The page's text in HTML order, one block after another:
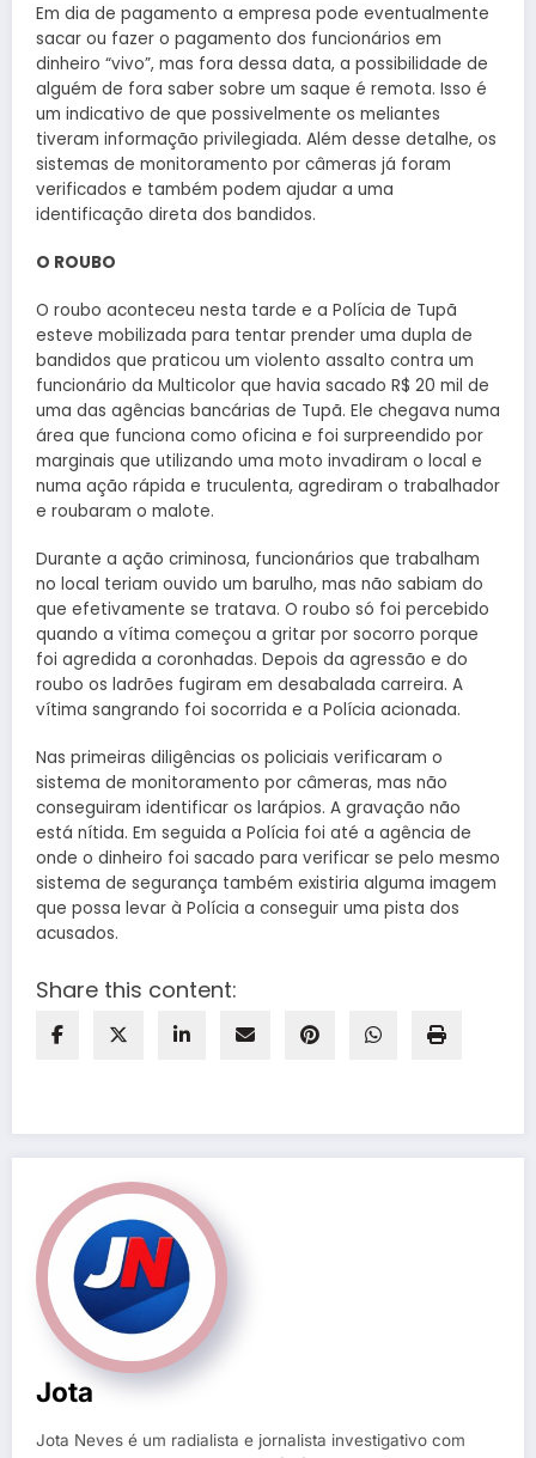
Em dia de pagamento a empresa pode eventualmente
sacar ou fazer o pagamento dos funcionários em
dinheiro “vivo”, mas fora dessa data, a possibilidade de
alguém de fora saber sobre um saque é remota. Isso é
um indicativo de que possivelmente os meliantes
tiveram informação privilegiada. Além desse detalhe, os
sistemas de monitoramento por câmeras já foram
verificados e também podem ajudar a uma
identificação direta dos bandidos.
O ROUBO
O roubo aconteceu nesta tarde e a Polícia de Tupã
esteve mobilizada para tentar prender uma dupla de
bandidos que praticou um violento assalto contra um
funcionário da Multicolor que havia sacado R$ 20 mil de
uma das agências bancárias de Tupã. Ele chegava numa
área que funciona como oficina e foi surpreendido por
marginais que utilizando uma moto invadiram o local e
numa ação rápida e truculenta, agrediram o trabalhador
e roubaram o malote.
Durante a ação criminosa, funcionários que trabalham
no local teriam ouvido um barulho, mas não sabiam do
que efetivamente se tratava. O roubo só foi percebido
quando a vítima começou a gritar por socorro porque
foi agredida a coronhadas. Depois da agressão e do
roubo os ladrões fugiram em desabalada carreira. A
vítima sangrando foi socorrida e a Polícia acionada.
Nas primeiras diligências os policiais verificaram o
sistema de monitoramento por câmeras, mas não
conseguiram identificar os larápios. A gravação não
está nítida. Em seguida a Polícia foi até a agência de
onde o dinheiro foi sacado para verificar se pelo mesmo
sistema de segurança também existiria alguma imagem
que possa levar à Polícia a conseguir uma pista dos
acusados.
Share this content:
Jota
Jota Neves é um radialista e jornalista investigativo com